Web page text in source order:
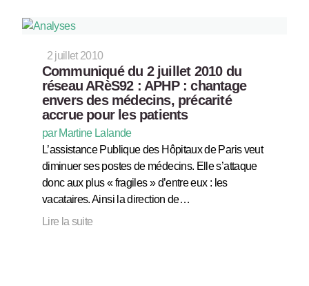
2 juillet 2010
Communiqué du 2 juillet 2010 du
réseau ARèS92 : APHP : chantage
envers des médecins, précarité
accrue pour les patients
par Martine Lalande
L’assistance Publique des Hôpitaux de Paris veut
diminuer ses postes de médecins. Elle s’attaque
donc aux plus « fragiles » d’entre eux : les
vacataires. Ainsi la direction de…
Lire la suite